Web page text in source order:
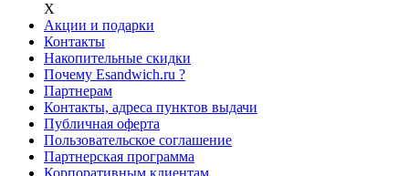
Х
Акции и подарки
Контакты
Накопительные скидки
Почему Esandwich.ru ?
Партнерам
Контакты, адреса пунктов выдачи
Публичная оферта
Пользовательское соглашение
Партнерская программа
Корпоративным клиентам